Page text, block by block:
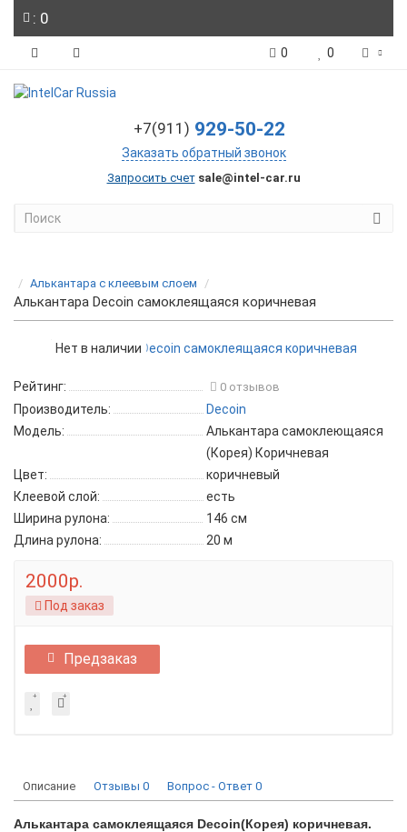
: 0
0 0
+7(911) 929-50-22
Заказать обратный звонок
Запросить счет sale@intel-car.ru
Алькантара с клеевым слоем
Алькантара Decoin самоклеящаяся коричневая
Нет в наличии
Рейтинг: 0 отзывов
Производитель:
Decoin
Модель:
Алькантара самоклеющаяся
(Корея) Коричневая
Цвет:
коричневый
Клеевой слой:
есть
Ширина рулона:
146 см
Длина рулона:
20 м
2000р.
Под заказ
Предзаказ
Описание Отзывы 0 Вопрос - Ответ 0
Алькантара самоклеящаяся Decoin(Корея) коричневая.